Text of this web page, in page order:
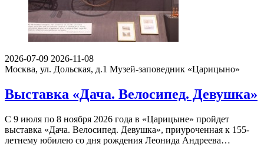
2026-07-09 2026-11-08
Москва, ул. Дольская, д.1 Музей-заповедник «Царицыно»
Выставка «Дача. Велосипед. Девушка»
С 9 июля по 8 ноября 2026 года в «Царицыне» пройдет
выставка «Дача. Велосипед. Девушка», приуроченная к 155-
летнему юбилею со дня рождения Леонида Андреева…